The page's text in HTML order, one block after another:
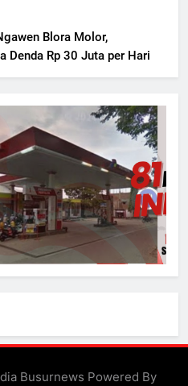
Blora Molor,
Denda Rp 30 Juta per Hari
Busurnews Powered By